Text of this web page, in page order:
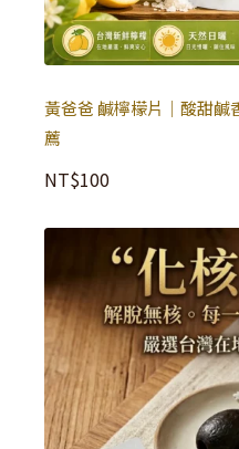
黃爸爸 鹹檸檬片｜酸甜鹹
薦
NT$100